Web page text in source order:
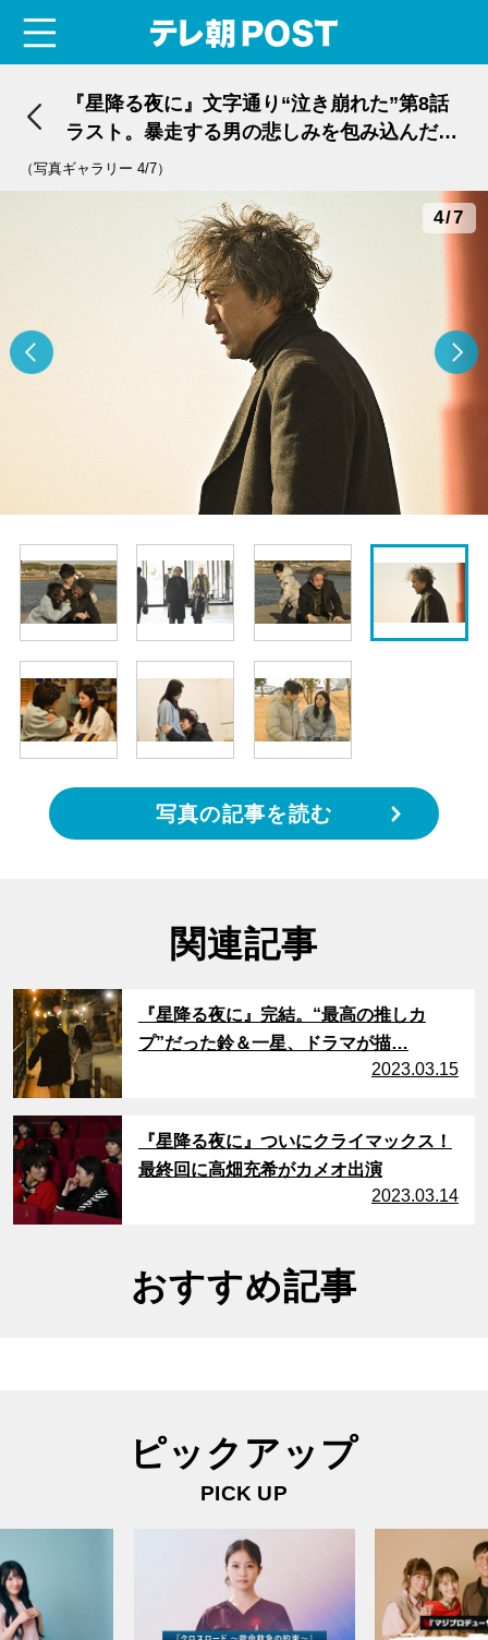
『星降る夜に』文字通り“泣き崩れた”第8話
ラスト。暴走する男の悲しみを包み込んだの
は“人の体温”だった
（写真ギャラリー 4/7）
4/7
写真の記事を読む
関連記事
サムネイル
『星降る夜に』完結。“最高の推しカ
プ”だった鈴＆一星、ドラマが描…
2023.03.15
『星降る夜に』ついにクライマックス！
最終回に高畑充希がカメオ出演
2023.03.14
おすすめ記事
ピックアップ
PICK UP